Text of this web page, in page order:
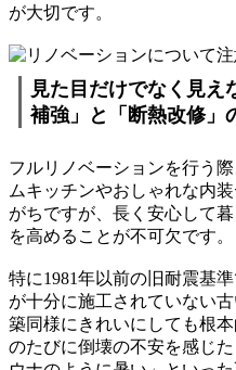
が大切です。
見た目だけでなく見え
補強」と「断熱改修」
フルリノベーションを行う
ムキッチンやおしゃれな内
がちですが、長く安心して
を高めることが不可欠です。
特に1981年以前の旧耐震基
が十分に施工されていない
築同様にきれいにしても根
のたびに倒壊の不安を感じ